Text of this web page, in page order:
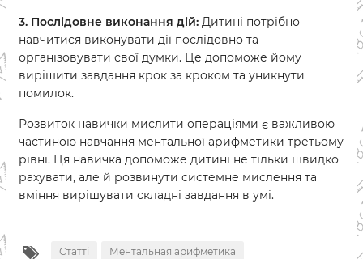
3. Послідовне виконання дій: Дитині потрібно
навчитися виконувати дії послідовно та
організовувати свої думки. Це допоможе йому
вирішити завдання крок за кроком та уникнути
помилок.
Розвиток навички мислити операціями є важливою
частиною навчання ментальної арифметики третьому
рівні. Ця навичка допоможе дитині не тільки швидко
рахувати, але й розвинути системне мислення та
вміння вирішувати складні завдання в умі.
Статті Ментальная арифметика